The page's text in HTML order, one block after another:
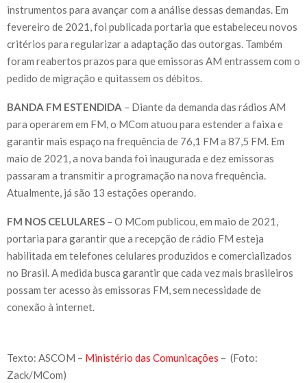
instrumentos para avançar com a análise dessas demandas. Em
fevereiro de 2021, foi publicada portaria que estabeleceu novos
critérios para regularizar a adaptação das outorgas. Também
foram reabertos prazos para que emissoras AM entrassem com o
pedido de migração e quitassem os débitos.
BANDA FM ESTENDIDA – Diante da demanda das rádios AM
para operarem em FM, o MCom atuou para estender a faixa e
garantir mais espaço na frequência de 76,1 FM a 87,5 FM. Em
maio de 2021, a nova banda foi inaugurada e dez emissoras
passaram a transmitir a programação na nova frequência.
Atualmente, já são 13 estações operando.
FM NOS CELULARES – O MCom publicou, em maio de 2021,
portaria para garantir que a recepção de rádio FM esteja
habilitada em telefones celulares produzidos e comercializados
no Brasil. A medida busca garantir que cada vez mais brasileiros
possam ter acesso às emissoras FM, sem necessidade de
conexão à internet.
Texto: ASCOM – Ministério das Comunicações – (Foto:
Zack/MCom)